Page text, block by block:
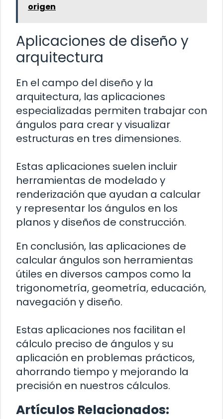
origen
Aplicaciones de diseño y
arquitectura
En el campo del diseño y la
arquitectura, las aplicaciones
especializadas permiten trabajar con
ángulos para crear y visualizar
estructuras en tres dimensiones.
Estas aplicaciones suelen incluir
herramientas de modelado y
renderización que ayudan a calcular
y representar los ángulos en los
planos y diseños de construcción.
En conclusión, las aplicaciones de
calcular ángulos son herramientas
útiles en diversos campos como la
trigonometría, geometría, educación,
navegación y diseño.
Estas aplicaciones nos facilitan el
cálculo preciso de ángulos y su
aplicación en problemas prácticos,
ahorrando tiempo y mejorando la
precisión en nuestros cálculos.
Artículos Relacionados: